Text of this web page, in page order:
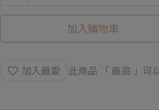
加入購物車
加入最愛 此商品 「 最高 」可